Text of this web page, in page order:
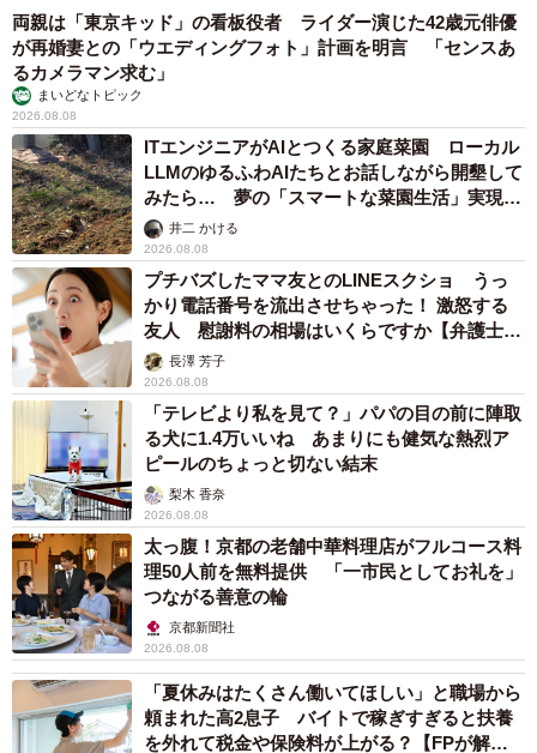
翌日にはふだん通りに戻ったモンテくん（画像提供：村上ラットさん）
ちなみに、もう1匹の「かるぼ・のーの」くんはまったく気
にしていない様子で、普段通りに過ごしていたといいま
す。モンテくんの反応を見た飼い主さんは、最初、体調が
悪いのではないかと心配したそうです。
「そこで『そういえば猫を抱っこしたな…』と思い当た
り、お風呂に入って着替えてから改めて接しました。た
だ、その日はずっと落ち着かない様子で、ビクビクしてい
ました」
結局、その日はおやつだけを与え、「へやんぽ」は中止
に。翌日になるとモンテくんはすっかり元通りになり、元
気いっぱいに散歩していたそうです。飼い主さんは「とて
両親は「東京キッド」の看板役者 ライダー演じた42歳元俳優
が再婚妻との「ウエディングフォト」計画を明言 「センスあ
るカメラマン求む」
まいどなトピック
2026.08.08
ITエンジニアがAIとつくる家庭菜園 ローカル
LLMのゆるふわAIたちとお話しながら開墾して
みたら… 夢の「スマートな菜園生活」実現な
るか井二 かける
2026.08.08
プチバズしたママ友とのLINEスクショ うっ
かり電話番号を流出させちゃった！ 激怒する
友人 慰謝料の相場はいくらですか【弁護士が
解説】長澤 芳子
2026.08.08
「テレビより私を見て？」パパの目の前に陣取
る犬に1.4万いいね あまりにも健気な熱烈ア
ピールのちょっと切ない結末
梨木 香奈
2026.08.08
太っ腹！京都の老舗中華料理店がフルコース料
理50人前を無料提供 「一市民としてお礼を」
つながる善意の輪
京都新聞社
2026.08.08
「夏休みはたくさん働いてほしい」と職場から
頼まれた高2息子 バイトで稼ぎすぎると扶養
を外れて税金や保険料が上がる？【FPが解